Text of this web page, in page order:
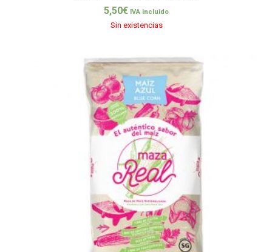
5,50€ IVA incluido
Sin existencias